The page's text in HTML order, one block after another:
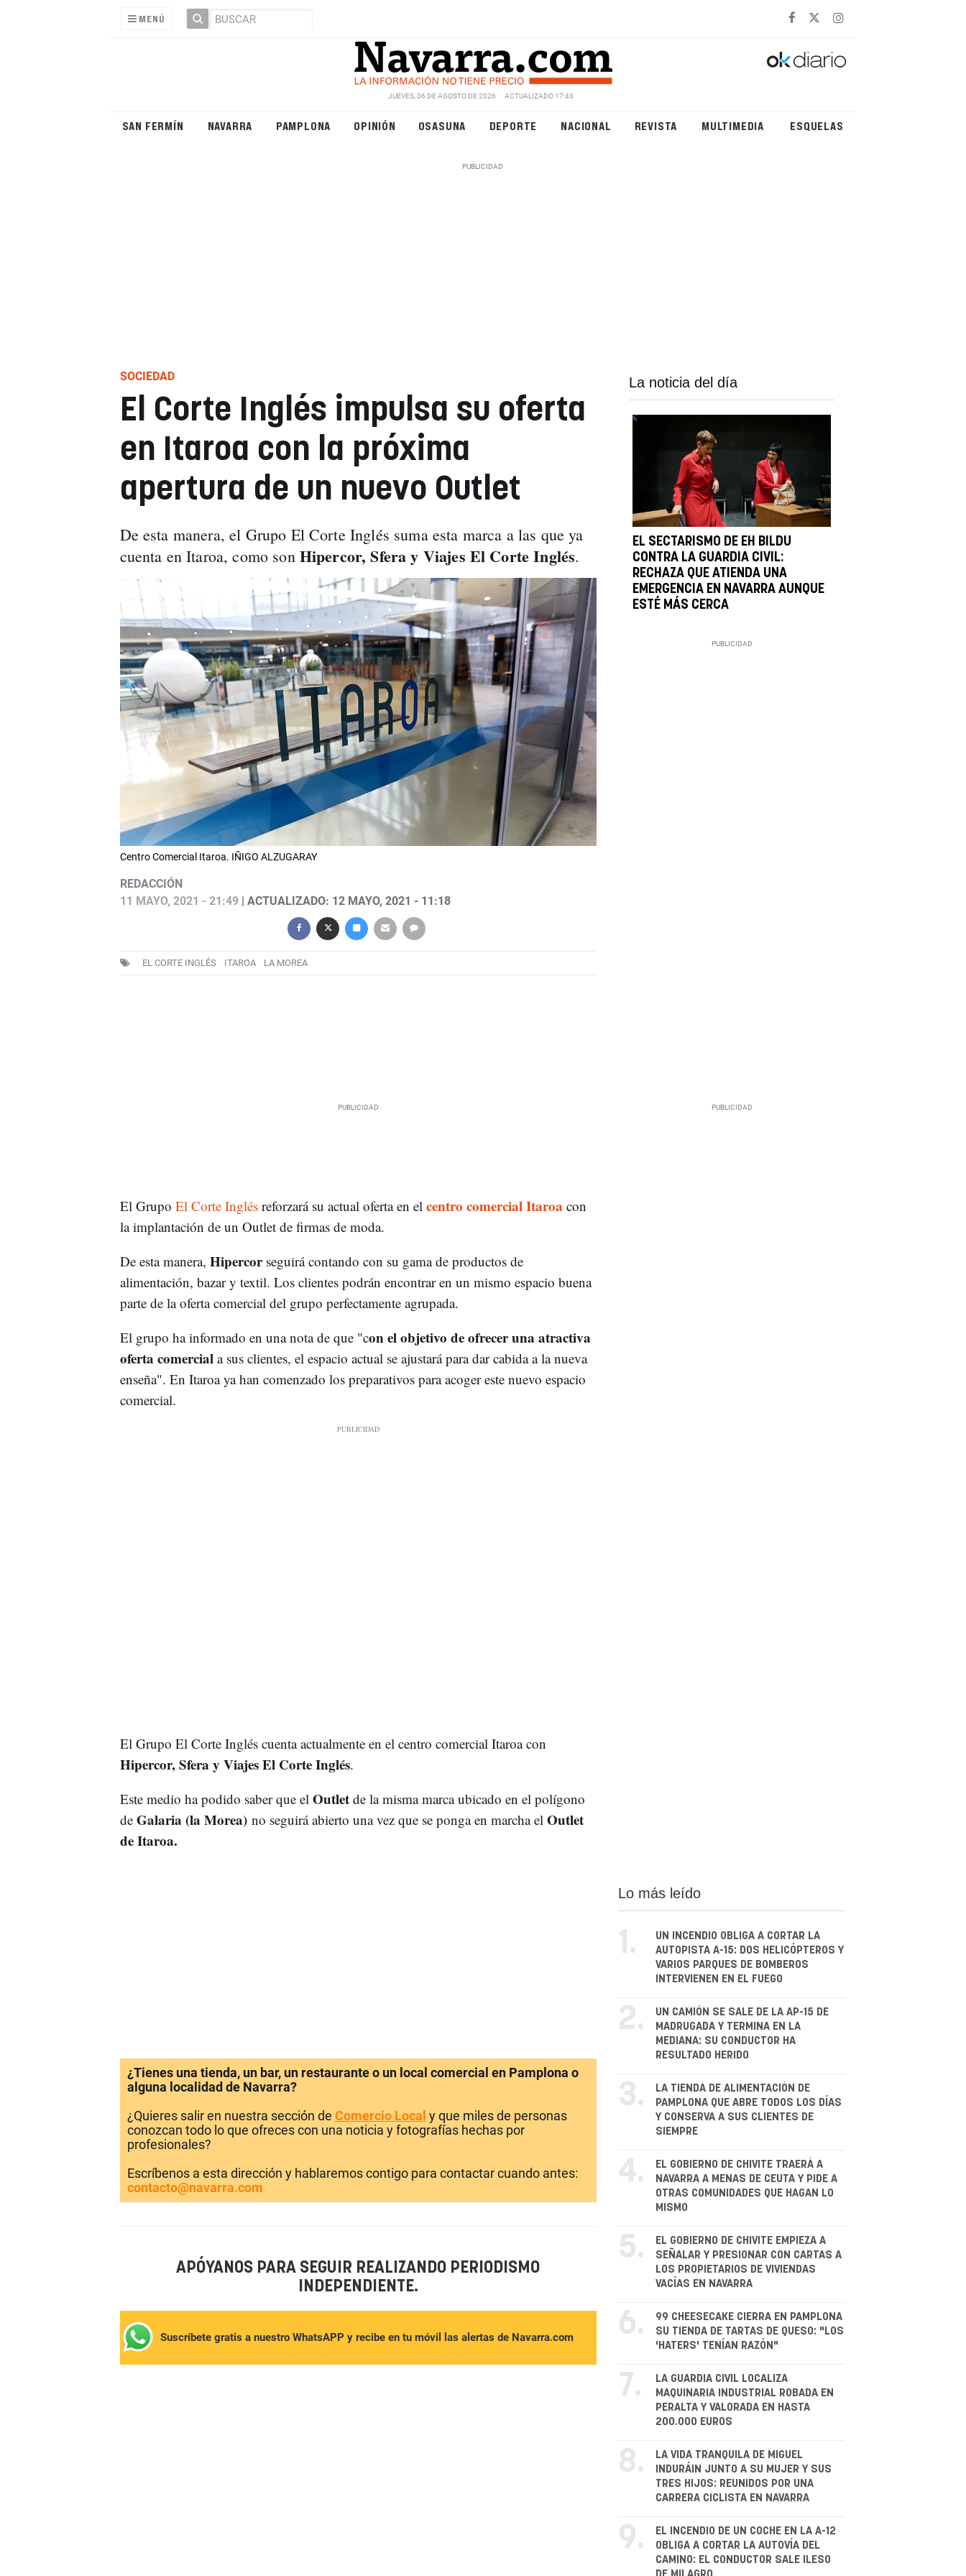
MENÚ
JUEVES, 06 DE AGOSTO DE 2026 ACTUALIZADO 17:43
SAN FERMÍN NAVARRA PAMPLONA OPINIÓN OSASUNA DEPORTE NACIONAL REVISTA MULTIMEDIA ESQUELAS
SOCIEDAD
El Corte Inglés impulsa su oferta
en Itaroa con la próxima
apertura de un nuevo Outlet
De esta manera, el Grupo El Corte Inglés suma esta marca a las que ya
cuenta en Itaroa, como son Hipercor, Sfera y Viajes El Corte Inglés.
Centro Comercial Itaroa. IÑIGO ALZUGARAY
REDACCIÓN
11 MAYO, 2021 - 21:49| ACTUALIZADO: 12 MAYO, 2021 - 11:18
EL CORTE INGLÉS ITAROA LA MOREA
La noticia del día
EL SECTARISMO DE EH BILDU
CONTRA LA GUARDIA CIVIL:
RECHAZA QUE ATIENDA UNA
EMERGENCIA EN NAVARRA AUNQUE
ESTÉ MÁS CERCA
El Grupo El Corte Inglésreforzará su actual oferta en el centro comercial Itaroa con
la implantación de un Outlet de firmas de moda.
De esta manera, Hipercor seguirá contando con su gama de productos de
alimentación, bazar y textil. Los clientes podrán encontrar en un mismo espacio buena
parte de la oferta comercial del grupo perfectamente agrupada.
El grupo ha informado en una nota de que "con el objetivo de ofrecer una atractiva
oferta comercial a sus clientes, el espacio actual se ajustará para dar cabida a la nueva
enseña". En Itaroa ya han comenzado los preparativos para acoger este nuevo espacio
comercial.
El Grupo El Corte Inglés cuenta actualmente en el centro comercial Itaroa con
Hipercor, Sfera y Viajes El Corte Inglés.
Este medio ha podido saber que el Outlet de la misma marca ubicado en el polígono
de Galaria (la Morea) no seguirá abierto una vez que se ponga en marcha el Outlet
de Itaroa.
¿Tienes una tienda, un bar, un restaurante o un local comercial en Pamplona o
alguna localidad de Navarra?
¿Quieres salir en nuestra sección de Comercio Local y que miles de personas
conozcan todo lo que ofreces con una noticia y fotografías hechas por
profesionales?
Escríbenos a esta dirección y hablaremos contigo para contactar cuando antes:
contacto@navarra.com
APÓYANOS PARA SEGUIR REALIZANDO PERIODISMO
INDEPENDIENTE.
Suscríbete gratis a nuestro WhatsAPP y recibe en tu móvil las alertas de Navarra.com
Lo más leído
1.
UN INCENDIO OBLIGA A CORTAR LA
AUTOPISTA A-15: DOS HELICÓPTEROS Y
VARIOS PARQUES DE BOMBEROS
INTERVIENEN EN EL FUEGO
2.
UN CAMIÓN SE SALE DE LA AP-15 DE
MADRUGADA Y TERMINA EN LA
MEDIANA: SU CONDUCTOR HA
RESULTADO HERIDO
3.
LA TIENDA DE ALIMENTACIÓN DE
PAMPLONA QUE ABRE TODOS LOS DÍAS
Y CONSERVA A SUS CLIENTES DE
SIEMPRE
4.
EL GOBIERNO DE CHIVITE TRAERÁ A
NAVARRA A MENAS DE CEUTA Y PIDE A
OTRAS COMUNIDADES QUE HAGAN LO
MISMO
5.
EL GOBIERNO DE CHIVITE EMPIEZA A
SEÑALAR Y PRESIONAR CON CARTAS A
LOS PROPIETARIOS DE VIVIENDAS
VACÍAS EN NAVARRA
6.
99 CHEESECAKE CIERRA EN PAMPLONA
SU TIENDA DE TARTAS DE QUESO: "LOS
'HATERS' TENÍAN RAZÓN"
7.
LA GUARDIA CIVIL LOCALIZA
MAQUINARIA INDUSTRIAL ROBADA EN
PERALTA Y VALORADA EN HASTA
200.000 EUROS
8.
LA VIDA TRANQUILA DE MIGUEL
INDURÁIN JUNTO A SU MUJER Y SUS
TRES HIJOS: REUNIDOS POR UNA
CARRERA CICLISTA EN NAVARRA
9.
EL INCENDIO DE UN COCHE EN LA A-12
OBLIGA A CORTAR LA AUTOVÍA DEL
CAMINO: EL CONDUCTOR SALE ILESO